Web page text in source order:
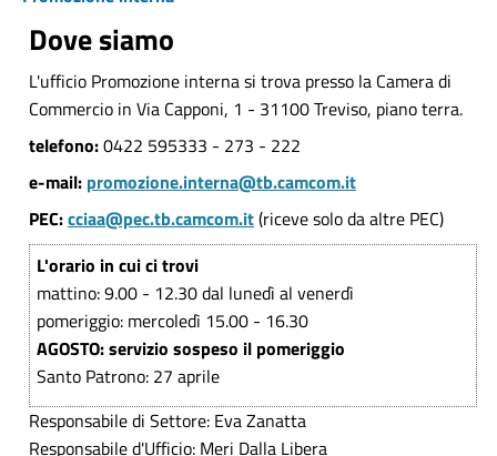
Dove siamo
L'ufficio Promozione interna si trova presso la Camera di
Commercio in Via Capponi, 1 - 31100 Treviso, piano terra.
telefono:0422 595333 - 273 - 222
e-mail: promozione.interna@tb.camcom.it
PEC:cciaa@pec.tb.camcom.it(riceve solo da altre PEC)
L'orario in cui ci trovi
mattino: 9.00 - 12.30 dal lunedì al venerdì
pomeriggio: mercoledì 15.00 - 16.30
AGOSTO: servizio sospeso il pomeriggio
Santo Patrono: 27 aprile
Responsabile di Settore: Eva Zanatta
Responsabile d'Ufficio: Meri Dalla Libera